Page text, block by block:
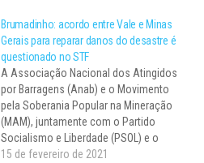
Brumadinho: acordo entre Vale e Minas
Gerais para reparar danos do desastre é
questionado no STF
A Associação Nacional dos Atingidos
por Barragens (Anab) e o Movimento
pela Soberania Popular na Mineração
(MAM), juntamente com o Partido
Socialismo e Liberdade (PSOL) e o
Partido dos Trabalhadores (PT),
15 de fevereiro de 2021